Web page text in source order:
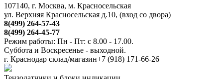
107140, г. Москва, м. Красносельская
ул. Верхняя Красносельская д.10, (вход со двора)
8(499) 264-57-43
8(499) 264-45-77
Режим работы: Пн - Пт: с 8.00 - 17.00.
Суббота и Воскресенье - выходной.
г. Краснодар склад/магазин+7 (918) 171-66-26